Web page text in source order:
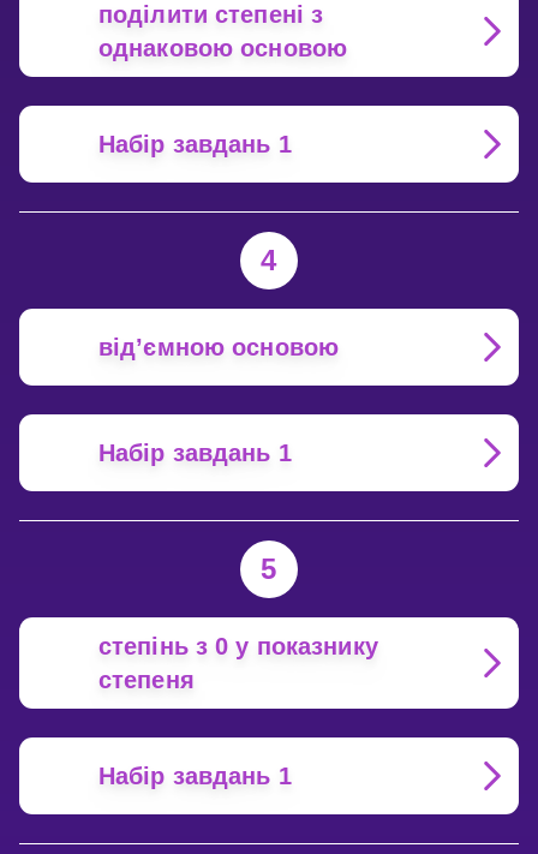
поділити степені з
однаковою основою
Набір завдань 1
4
від’ємною основою
Набір завдань 1
5
степінь з 0 у показнику
степеня
Набір завдань 1